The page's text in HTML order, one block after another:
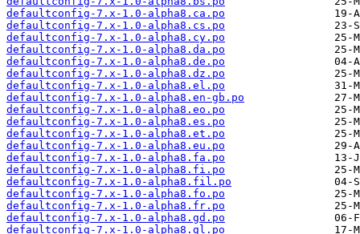
defaultconfig-7.x-1.0-alpha8.ca.po
defaultconfig-7.x-1.0-alpha8.cs.po
defaultconfig-7.x-1.0-alpha8.cy.po
defaultconfig-7.x-1.0-alpha8.da.po
defaultconfig-7.x-1.0-alpha8.de.po
defaultconfig-7.x-1.0-alpha8.dz.po
defaultconfig-7.x-1.0-alpha8.el.po
defaultconfig-7.x-1.0-alpha8.en-gb.po
defaultconfig-7.x-1.0-alpha8.eo.po
defaultconfig-7.x-1.0-alpha8.es.po
defaultconfig-7.x-1.0-alpha8.et.po
defaultconfig-7.x-1.0-alpha8.eu.po
defaultconfig-7.x-1.0-alpha8.fa.po
defaultconfig-7.x-1.0-alpha8.fi.po
defaultconfig-7.x-1.0-alpha8.fil.po
defaultconfig-7.x-1.0-alpha8.fo.po
defaultconfig-7.x-1.0-alpha8.fr.po
defaultconfig-7.x-1.0-alpha8.gd.po
defaultconfig-7.x-1.0-alpha8.gl.po